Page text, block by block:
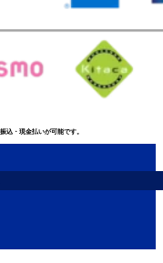
込・現金払いが可能です。